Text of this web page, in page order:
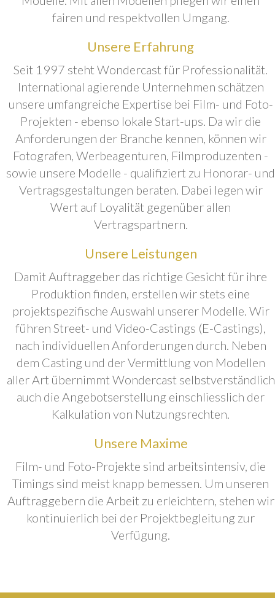
fairen und respektvollen Umgang.
Unsere Erfahrung
Seit 1997 steht Wondercast für Professionalität.
International agierende Unternehmen schätzen
unsere umfangreiche Expertise bei Film- und Foto-
Projekten - ebenso lokale Start-ups. Da wir die
Anforderungen der Branche kennen, können wir
Fotografen, Werbeagenturen, Filmproduzenten -
sowie unsere Modelle - qualifiziert zu Honorar- und
Vertragsgestaltungen beraten. Dabei legen wir
Wert auf Loyalität gegenüber allen
Vertragspartnern.
Unsere Leistungen
Damit Auftraggeber das richtige Gesicht für ihre
Produktion finden, erstellen wir stets eine
projektspezifische Auswahl unserer Modelle. Wir
führen Street- und Video-Castings (E-Castings),
nach individuellen Anforderungen durch. Neben
dem Casting und der Vermittlung von Modellen
aller Art übernimmt Wondercast selbstverständlich
auch die Angebotserstellung einschliesslich der
Kalkulation von Nutzungsrechten.
Unsere Maxime
Film- und Foto-Projekte sind arbeitsintensiv, die
Timings sind meist knapp bemessen. Um unseren
Auftraggebern die Arbeit zu erleichtern, stehen wir
kontinuierlich bei der Projektbegleitung zur
Verfügung.